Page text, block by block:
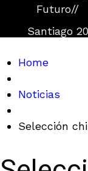
Futuro//
Santiago
Home
Noticias
Selección